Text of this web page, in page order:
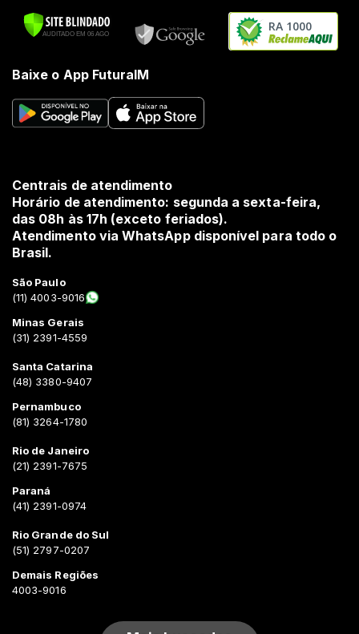
RA 1000
Baixe o App FuturaIM
Centrais de atendimento
Horário de atendimento: segunda a sexta-feira,
das 08h às 17h (exceto feriados).
Atendimento via WhatsApp disponível para todo o
Brasil.
São Paulo
(11) 4003-9016
Minas Gerais
(31) 2391-4559
Santa Catarina
(48) 3380-9407
Pernambuco
(81) 3264-1780
Rio de Janeiro
(21) 2391-7675
Paraná
(41) 2391-0974
Rio Grande do Sul
(51) 2797-0207
Demais Regiões
4003-9016